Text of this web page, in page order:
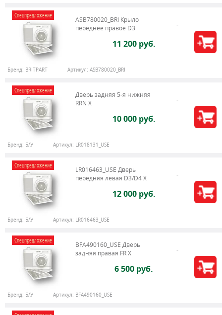
Спецпредложение
ASB780020_BRI Крыло
переднее правое D3
11 200 руб.
Бренд: BRITPART Артикул: ASB780020_BRI
Спецпредложение
Дверь задняя 5-я нижняя
RRN X
10 000 руб.
Бренд: Б/У Артикул: LR018131_USE
Спецпредложение
LR016463_USE Дверь
передняя левая D3/D4 Х
12 000 руб.
Бренд: Б/У Артикул: LR016463_USE
Спецпредложение
BFA490160_USE Дверь
задняя правая FR X
6 500 руб.
Бренд: Б/У Артикул: BFA490160_USE